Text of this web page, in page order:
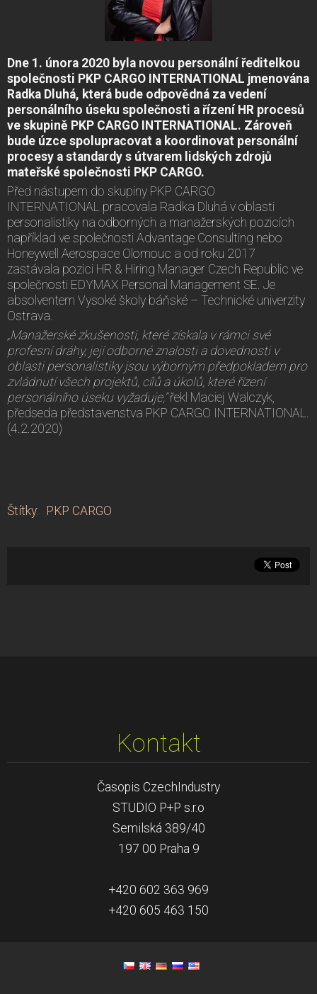
Dne 1. února 2020 byla novou personální ředitelkou
společnosti PKP CARGO INTERNATIONAL jmenována
Radka Dluhá, která bude odpovědná za vedení
personálního úseku společnosti a řízení HR procesů
ve skupině PKP CARGO INTERNATIONAL. Zároveň
bude úzce spolupracovat a koordinovat personální
procesy a standardy s útvarem lidských zdrojů
mateřské společnosti PKP CARGO.
Před nástupem do skupiny PKP CARGO
INTERNATIONAL pracovala Radka Dluhá v oblasti
personalistiky na odborných a manažerských pozicích
například ve společnosti Advantage Consulting nebo
Honeywell Aerospace Olomouc a od roku 2017
zastávala pozici HR & Hiring Manager Czech Republic ve
společnosti EDYMAX Personal Management SE. Je
absolventem Vysoké školy báňské – Technické univerzity
Ostrava.
„Manažerské zkušenosti, které získala v rámci své
profesní dráhy, její odborné znalosti a dovednosti v
oblasti personalistiky jsou výborným předpokladem pro
zvládnutí všech projektů, cílů a úkolů, které řízení
personálního úseku vyžaduje,“řekl Maciej Walczyk,
předseda představenstva PKP CARGO INTERNATIONAL.
(4.2.2020)
Štítky: PKP CARGO
Kontakt
Časopis CzechIndustry
STUDIO P+P s.r.o
Semilská 389/40
197 00 Praha 9
+420 602 363 969
+420 605 463 150